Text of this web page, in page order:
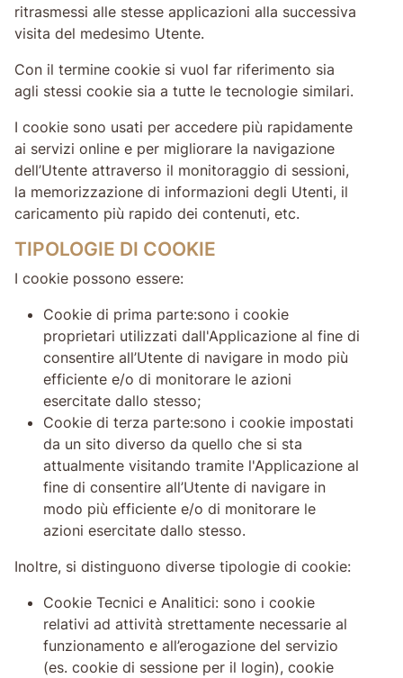
ritrasmessi alle stesse applicazioni alla successiva
visita del medesimo Utente.
Con il termine cookie si vuol far riferimento sia
agli stessi cookie sia a tutte le tecnologie similari.
I cookie sono usati per accedere più rapidamente
ai servizi online e per migliorare la navigazione
dell’Utente attraverso il monitoraggio di sessioni,
la memorizzazione di informazioni degli Utenti, il
caricamento più rapido dei contenuti, etc.
TIPOLOGIE DI COOKIE
I cookie possono essere:
Cookie di prima parte:sono i cookie
proprietari utilizzati dall'Applicazione al fine di
consentire all’Utente di navigare in modo più
efficiente e/o di monitorare le azioni
esercitate dallo stesso;
Cookie di terza parte:sono i cookie impostati
da un sito diverso da quello che si sta
attualmente visitando tramite l'Applicazione al
fine di consentire all’Utente di navigare in
modo più efficiente e/o di monitorare le
azioni esercitate dallo stesso.
Inoltre, si distinguono diverse tipologie di cookie:
Cookie Tecnici e Analitici: sono i cookie
relativi ad attività strettamente necessarie al
funzionamento e all’erogazione del servizio
(es. cookie di sessione per il login), cookie